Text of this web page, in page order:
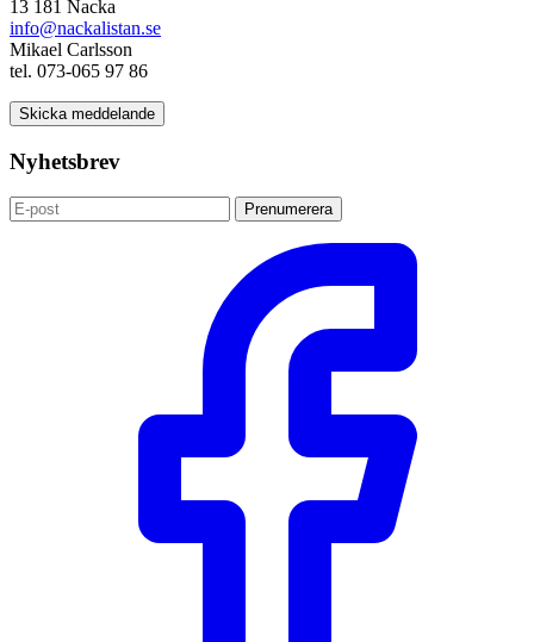
13 181 Nacka
info@nackalistan.se
Mikael Carlsson
tel. 073-065 97 86
Skicka meddelande
Nyhetsbrev
Prenumerera